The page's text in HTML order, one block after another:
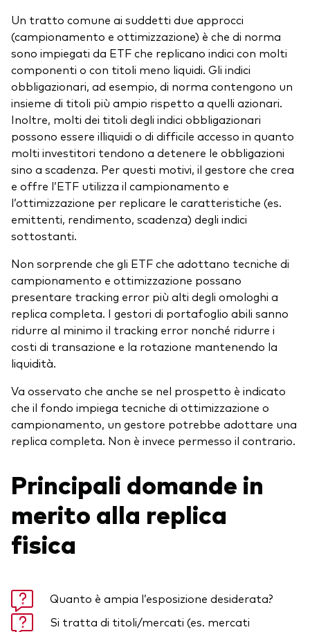
Un tratto comune ai suddetti due approcci
(campionamento e ottimizzazione) è che di norma
sono impiegati da ETF che replicano indici con molti
componenti o con titoli meno liquidi. Gli indici
obbligazionari, ad esempio, di norma contengono un
insieme di titoli più ampio rispetto a quelli azionari.
Inoltre, molti dei titoli degli indici obbligazionari
possono essere illiquidi o di difficile accesso in quanto
molti investitori tendono a detenere le obbligazioni
sino a scadenza. Per questi motivi, il gestore che crea
e offre l’ETF utilizza il campionamento e
l’ottimizzazione per replicare le caratteristiche (es.
emittenti, rendimento, scadenza) degli indici
sottostanti.
Non sorprende che gli ETF che adottano tecniche di
campionamento e ottimizzazione possano
presentare tracking error più alti degli omologhi a
replica completa. I gestori di portafoglio abili sanno
ridurre al minimo il tracking error nonché ridurre i
costi di transazione e la rotazione mantenendo la
liquidità.
Va osservato che anche se nel prospetto è indicato
che il fondo impiega tecniche di ottimizzazione o
campionamento, un gestore potrebbe adottare una
replica completa. Non è invece permesso il contrario.
Principali domande in
merito alla replica
fisica
Quanto è ampia l’esposizione desiderata?
Si tratta di titoli/mercati (es. mercati